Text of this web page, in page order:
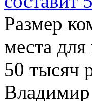
Размер
места
50 тысяч